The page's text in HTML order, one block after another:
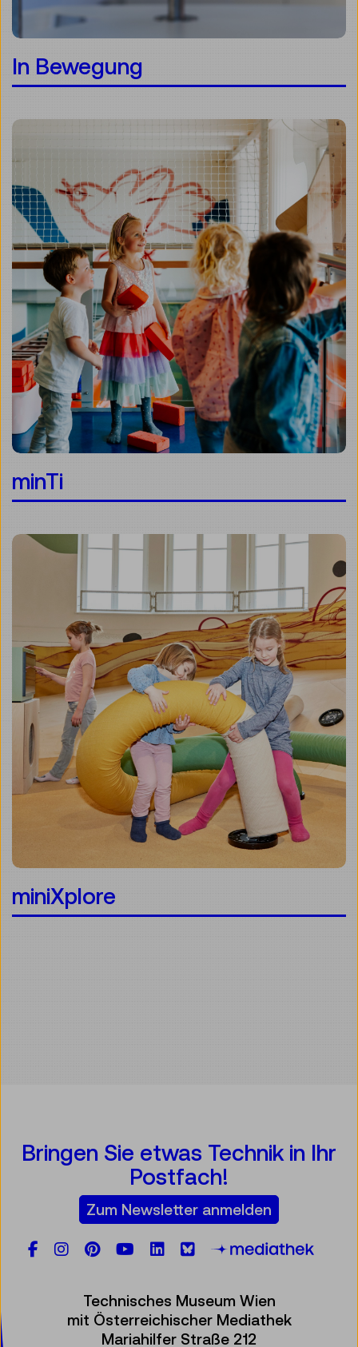
In Bewegung
minTi
miniXplore
Bringen Sie etwas Technik in Ihr
Postfach!
Zum Newsletter anmelden
Facebook
Instagram
Pinterest
YouTube
LinkedIn
Bluesky
Technisches Museum Wien
mit Österreichischer Mediathek
Mariahilfer Straße 212